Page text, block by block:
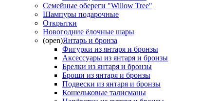
Семейные обереги "Willow Tree"
Шампуры подарочные
Открытки
Новогодние ёлочные шары
(open)Янтарь и бронза
Фигурки из янтаря и бронзы
Аксессуары из янтаря и бронзы
Брелки из янтаря и бронзы
Броши из янтаря и бронзы
Подвески из янтаря и бронзы
Кошельковые талисманы